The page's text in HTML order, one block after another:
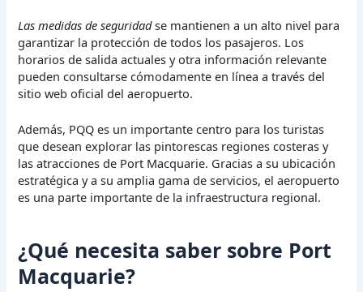
Las medidas de seguridadse mantienen a un alto nivel para
garantizar la protección de todos los pasajeros. Los
horarios de salida actuales y otra información relevante
pueden consultarse cómodamente en línea a través del
sitio web oficial del aeropuerto.
Además, PQQ es un importante centro para los turistas
que desean explorar las pintorescas regiones costeras y
las atracciones de Port Macquarie. Gracias a su ubicación
estratégica y a su amplia gama de servicios, el aeropuerto
es una parte importante de la infraestructura regional.
¿Qué necesita saber sobre Port
Macquarie?